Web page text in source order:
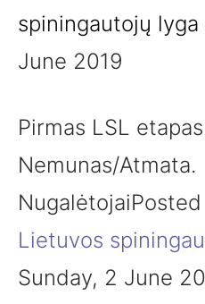
spiningautojų lyga
June 2019
Pirmas LSL
Nemunas/Atmata.
Lietuvos
Sunday, 2 June